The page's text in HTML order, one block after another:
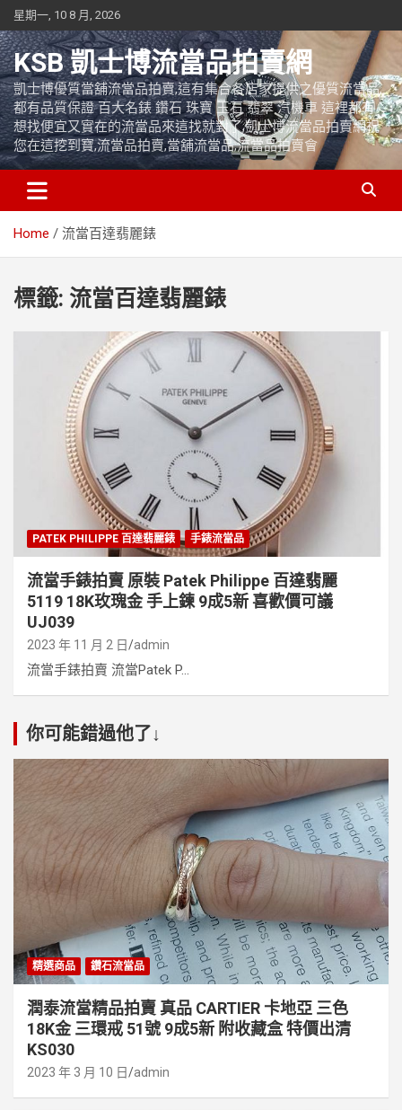
Skip
to
content
星期一, 10 8 月, 2026
KSB 凱士博流當品拍賣網
凱士博優質當舖流當品拍賣,這有集合各店家提供之優質流當品,
都有品質保證 百大名錶 鑽石 珠寶 玉石 翡翠 汽機車 這裡都有
想找便宜又實在的流當品來這找就對了,凱士博流當品拍賣網祝
您在這挖到寶,流當品拍賣,當舖流當品,流當品拍賣會
Home 流當百達翡麗錶
標籤: 流當百達翡麗錶
PATEK PHILIPPE 百達翡麗錶 手錶流當品
流當手錶拍賣 原裝 Patek Philippe 百達翡麗
5119 18K玫瑰金 手上鍊 9成5新 喜歡價可議
UJ039
2023 年 11 月 2 日 admin
流當手錶拍賣 流當Patek P...
你可能錯過他了↓
精選商品 鑽石流當品
潤泰流當精品拍賣 真品 CARTIER 卡地亞 三色
18K金 三環戒 51號 9成5新 附收藏盒 特價出清
KS030
2023 年 3 月 10 日 admin